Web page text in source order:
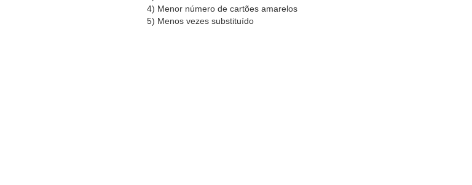
4) Menor número de cartões amarelos
5) Menos vezes substituído